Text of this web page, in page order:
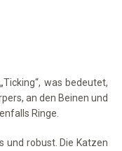
was bedeutet,
an den Beinen und
Ringe.
und robust. Die Katzen